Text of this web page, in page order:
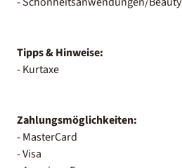
Tipps & Hinweise:
- Kurtaxe
Zahlungsmöglichkeiten:
- MasterCard
- Visa